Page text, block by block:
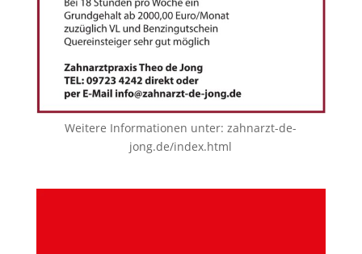
Weitere Informationen unter:zahnarzt-de-
jong.de/index.html